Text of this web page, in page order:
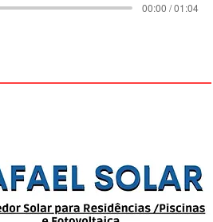
na Internet: informação e
00:00 / 01:04